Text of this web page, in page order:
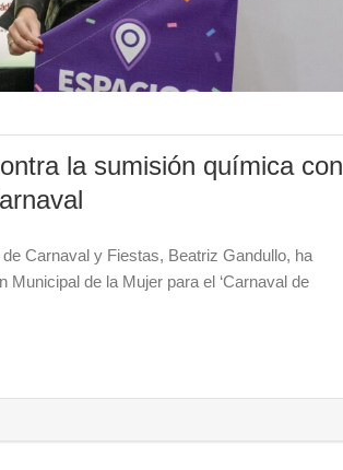
la sumisión química con
Carnaval y Fiestas, Beatriz Gandullo, ha
de la Mujer para el ‘Carnaval de